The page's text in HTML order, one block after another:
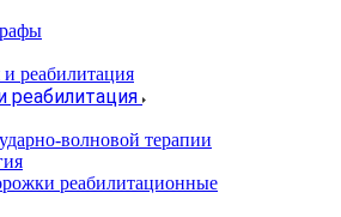
реабилитация
волновой терапии
реабилитационные